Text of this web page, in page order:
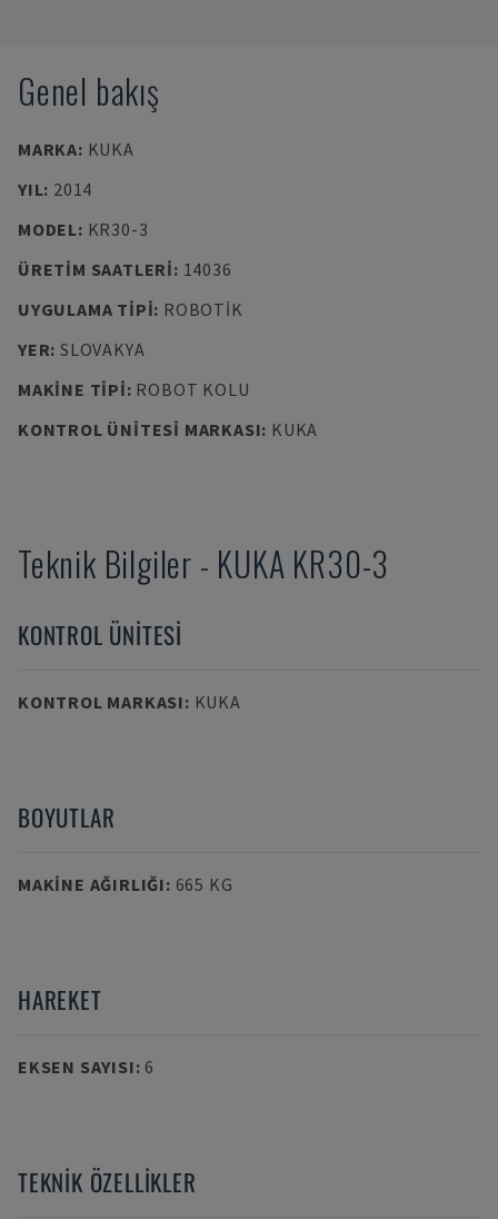
Genel bakış
MARKA: KUKA
YIL: 2014
MODEL: KR30-3
ÜRETIM SAATLERI: 14036
UYGULAMA TIPI: ROBOTIK
YER: SLOVAKYA
MAKINE TIPI: ROBOT KOLU
KONTROL ÜNITESI MARKASI: KUKA
Teknik Bilgiler - KUKA KR30-3
KONTROL ÜNITESI
KONTROL MARKASI: KUKA
BOYUTLAR
MAKINE AĞIRLIĞI: 665 KG
HAREKET
EKSEN SAYISI: 6
TEKNIK ÖZELLIKLER